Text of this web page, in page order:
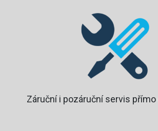
Záruční i pozáruční servis